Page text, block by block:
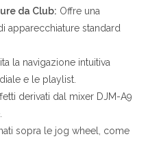
da Club: Offre una
apparecchiature standard
la navigazione intuitiva
e le playlist.
derivati dal mixer DJM-A9
sopra le jog wheel, come